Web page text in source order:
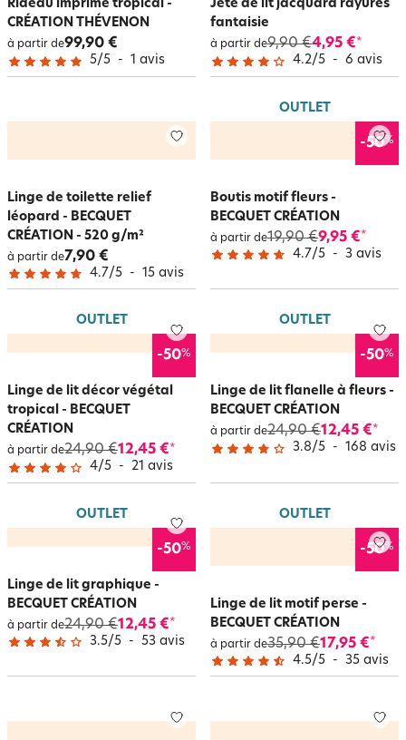
Rideau imprimé tropical -
CRÉATION THÉVENON
à partir de99,90 €
5/5 - 1 avis
Jeté de lit jacquard rayures
fantaisie
à partir de9,90 €4,95 €*
4.2/5 - 6 avis
Linge de toilette relief
léopard - BECQUET
CRÉATION - 520 g/m²
à partir de7,90 €
4.7/5 - 15 avis
OUTLET
-50%
Boutis motif fleurs -
BECQUET CRÉATION
à partir de19,90 €9,95 €*
4.7/5 - 3 avis
OUTLET
-50%
Linge de lit décor végétal
tropical - BECQUET
CRÉATION
à partir de24,90 €12,45 €*
4/5 - 21 avis
OUTLET
-50%
Linge de lit flanelle à fleurs -
BECQUET CRÉATION
à partir de24,90 €12,45 €*
3.8/5 - 168 avis
OUTLET
-50%
Linge de lit graphique -
BECQUET CRÉATION
à partir de24,90 €12,45 €*
3.5/5 - 53 avis
OUTLET
-50%
Linge de lit motif perse -
BECQUET CRÉATION
à partir de35,90 €17,95 €*
4.5/5 - 35 avis